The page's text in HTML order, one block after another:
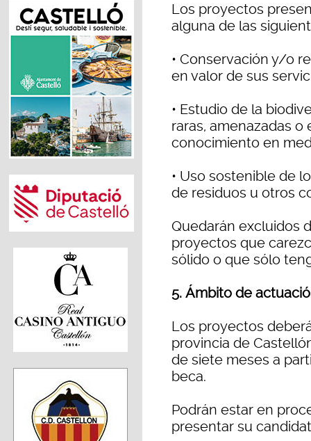
Los proyectos
alguna de las
• Conservación y/o
en valor de sus
• Estudio de la
raras, amenazadas
conocimiento en
• Uso sostenible de
de residuos u otros
Quedarán excluidos
proyectos que
sólido o que sólo
5. Ámbito de
Los proyectos
provincia de
de siete meses a
beca.
Podrán estar en
presentar su